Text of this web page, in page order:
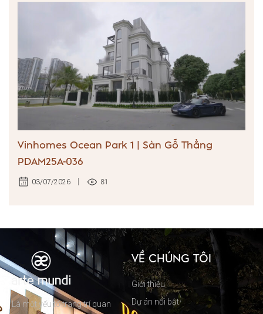
Vinhomes Ocean Park 1 | Sàn Gỗ Thẳng
PDAM25A-036
03/07/2026 81
Là một yếu tố trang trí quan
VỀ CHÚNG TÔI
Giới thiệu
Dự án nổi bật